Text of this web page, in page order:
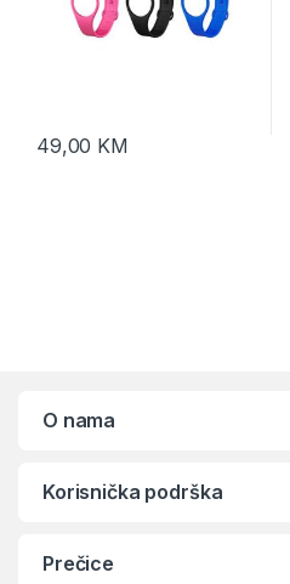
49,00 KM
O nama
Korisnička podrška
Prečice